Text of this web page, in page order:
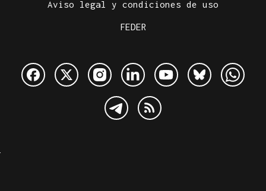
Aviso legal y condiciones de uso
FEDER